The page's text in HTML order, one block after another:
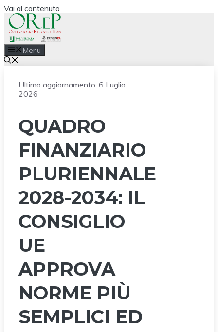
Vai al contenuto
Menu
Ultimo aggiornamento: 6 Luglio
2026
QUADRO
FINANZIARIO
PLURIENNALE
2028-2034: IL
CONSIGLIO
UE
APPROVA
NORME PIÙ
SEMPLICI ED